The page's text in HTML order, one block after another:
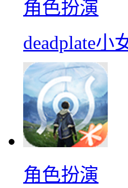
角色扮演
deadplate小
角色扮演